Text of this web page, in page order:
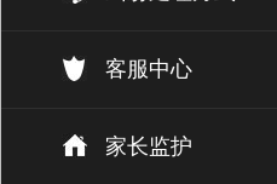
客服中心
家长监护